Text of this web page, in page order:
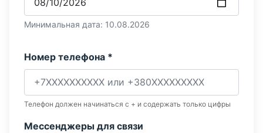
Минимальная дата: 10.08.2026
Номер телефона *
Телефон должен начинаться с + и содержать только цифры
Мессенджеры для связи